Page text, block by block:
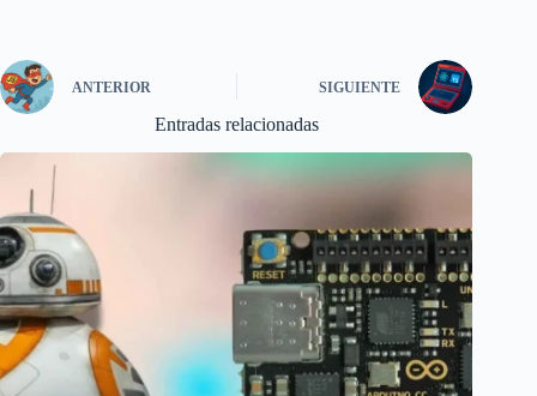
ANTERIOR SIGUIENTE
Entradas relacionadas